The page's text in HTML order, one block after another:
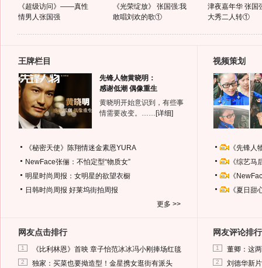
《超级访问》——真性
情男人张国强
《光荣绽放》 张国强:我
敢唱刘欢的歌①
津夜嘉年华 张国
大秀二人转①
王牌栏目
先锋人物黄晓明：
感谢低潮 偶像重生
黄晓明开始意识到，有些事
情需要改变。…… [详细]
《秘密天使》陈翔情迷金素恩YURA
NewFace张俪：不怕定型“物质女”
明星时尚周报：女明星的欲望衣橱
日韩时尚周报 好莱坞街拍周报
更多 >>
视频策划
《先锋
《综艺
《
《夏日
网友点击排行
1 《比利林恩》首映 章子怡范冰冰冯小刚捧场红毯
2 独家：买菜也要拗造型！金星携女逛街有派头
网友评论排行
1 董卿：这
2 刘德华新